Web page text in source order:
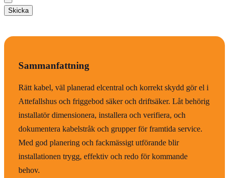
Skicka
Sammanfattning
Rätt kabel, väl planerad elcentral och korrekt skydd gör el i
Attefallshus och friggebod säker och driftsäker. Låt behörig
installatör dimensionera, installera och verifiera, och
dokumentera kabelstråk och grupper för framtida service.
Med god planering och fackmässigt utförande blir
installationen trygg, effektiv och redo för kommande
behov.